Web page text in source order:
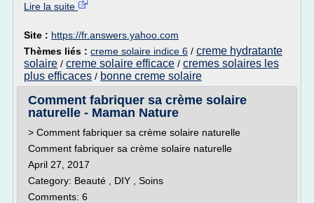
Lire la suite
Site : https://fr.answers.yahoo.com
Thèmes liés : creme solaire indice 6 / creme hydratante
solaire / creme solaire efficace / cremes solaires les
plus efficaces / bonne creme solaire
Comment fabriquer sa crème solaire
naturelle - Maman Nature
> Comment fabriquer sa crème solaire naturelle
Comment fabriquer sa crème solaire naturelle
April 27, 2017
Category: Beauté , DIY , Soins
Comments: 6